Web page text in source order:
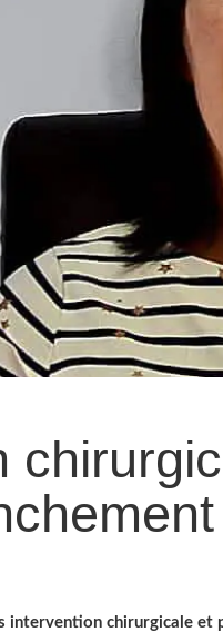
intervention chirurgicale et